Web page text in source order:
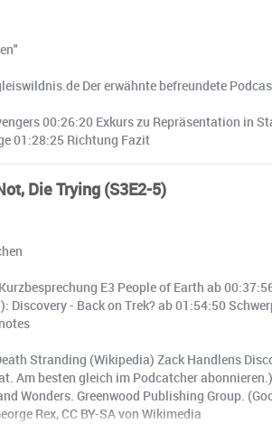
Der erwähnte befreundete
00:26:20 Exkurs zu Repräsentation in
01:28:25 Richtung Fazit
Die Trying (S3E2-5)
E3 People of Earth ab
- Back on Trek? ab 01:54:50
Stranding (Wikipedia) Zack Handlens
Am besten gleich im Podcatcher
Wonders. Greenwood Publishing Group.
Rex, CC BY-SA von Wikimedia